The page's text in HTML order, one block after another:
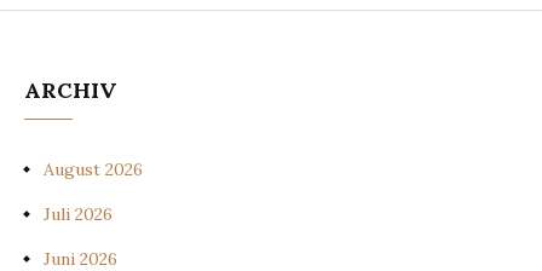
ARCHIV
August 2026
Juli 2026
Juni 2026